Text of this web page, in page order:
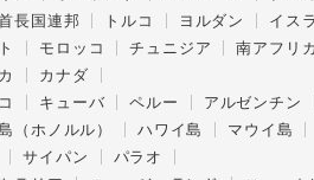
長国連邦 トルコ ヨルダン イス
モロッコ チュニジア 南アフリカ
カナダ
キューバ ペルー アルゼンチン
（ホノルル） ハワイ島 マウイ島
サイパン
パラオ